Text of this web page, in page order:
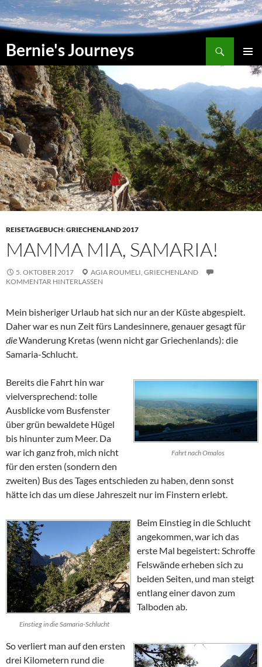
Zum
Inhalt
springen
Bernie's Journeys
Suchen
MENÜ
REISETAGEBUCH:GRIECHENLAND 2017
MAMMA MIA, SAMARIA!
5. OKTOBER 2017 AGIA ROUMELI, GRIECHENLAND
KOMMENTAR HINTERLASSEN
Mein bisheriger Urlaub hat sich nur an der Küste abgespielt.
Daher war es nun Zeit fürs Landesinnere, genauer gesagt für
dieWanderung Kretas (wenn nicht gar Griechenlands): die
Samaria-Schlucht.
Fahrt nach Omalos
Bereits die Fahrt hin war
vielversprechend: tolle
Ausblicke vom Busfenster
über grün bewaldete Hügel
bis hinunter zum Meer. Da
war ich ganz froh, mich nicht
für den ersten (sondern den
zweiten) Bus des Tages entschieden zu haben, denn sonst
hätte ich das um diese Jahreszeit nur im Finstern erlebt.
Einstieg in die Samaria-Schlucht
Beim Einstieg in die Schlucht
angekommen, war ich das
erste Mal begeistert: Schroffe
Felswände erheben sich zu
beiden Seiten, und man steigt
entlang einer davon zum
Talboden ab.
So verliert man auf den ersten
drei Kilometern rund die